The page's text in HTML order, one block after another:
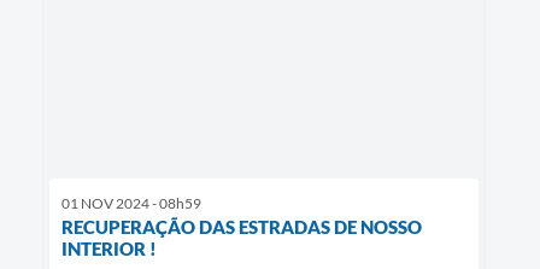
01 NOV 2024 - 08h59
RECUPERAÇÃO DAS ESTRADAS DE NOSSO
INTERIOR !